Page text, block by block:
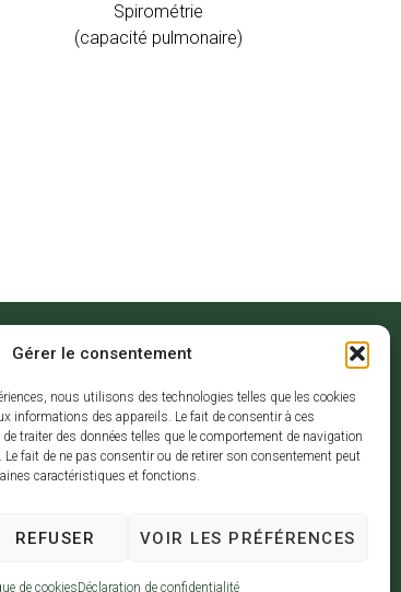
Gérer le consentement
nous utilisons des technologies telles que les cookies
informations des appareils. Le fait de consentir à ces
traiter des données telles que le comportement de navigation
fait de ne pas consentir ou de retirer son consentement peut
caractéristiques et fonctions.
REFUSER VOIR LES PRÉFÉRENCES
de cookiesDéclaration de confidentialité
Spirométrie
​(capacité pulmonaire)